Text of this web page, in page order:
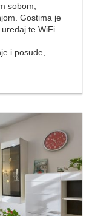
sobom,
Gostima je
te WiFi
i posuđe, …